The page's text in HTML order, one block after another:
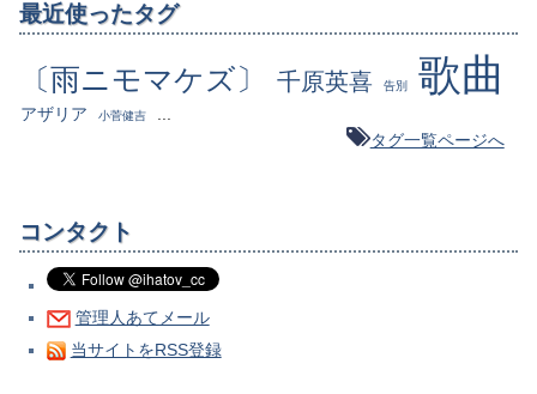
最近使ったタグ
〔雨ニモマケズ〕 千原英喜 告別 歌曲
アザリア 小菅健吉
タグ一覧ページへ
コンタクト
管理人あてメール
当サイトをRSS登録